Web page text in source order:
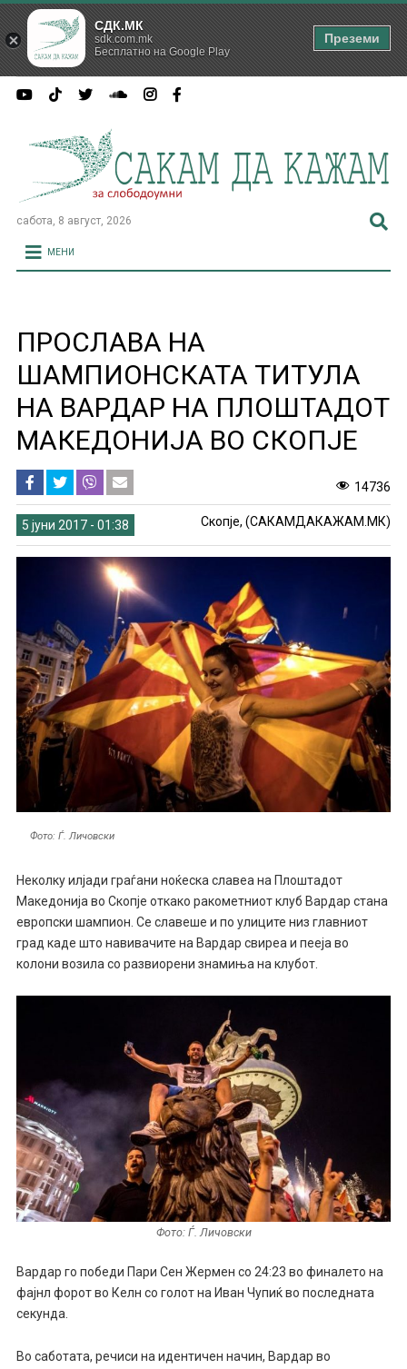
сабота, 8 август, 2026
МЕНИ
ПРОСЛАВА НА
ШАМПИОНСКАТА ТИТУЛА
НА ВАРДАР НА ПЛОШТАДОТ
МАКЕДОНИЈА ВО СКОПЈЕ
14736
5 јуни 2017 - 01:38 Скопје, (САКАМДАКАЖАМ.МК)
Фото: Ѓ. Личовски
Неколку илјади граѓани ноќеска славеа на Плоштадот
Македонија во Скопје откако ракометниот клуб Вардар стана
европски шампион. Се славеше и по улиците низ главниот
град каде што навивачите на Вардар свиреа и пееја во
колони возила со развиорени знамиња на клубот.
Фото: Ѓ. Личовски
Вардар го победи Пари Сен Жермен со 24:23 во финалето на
фајнл форот во Келн со голот на Иван Чупиќ во последната
секунда.
Во саботата, речиси на идентичен начин, Вардар во
СДК.МК
sdk.com.mk
Бесплатно на Google Play
Преземи